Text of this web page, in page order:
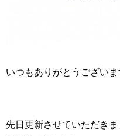
いつもありがとうござい
先日更新させていただき